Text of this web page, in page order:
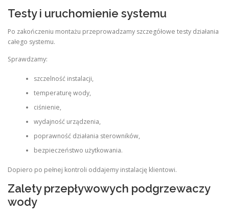
Testy i uruchomienie systemu
Po zakończeniu montażu przeprowadzamy szczegółowe testy działania
całego systemu.
Sprawdzamy:
szczelność instalacji,
temperaturę wody,
ciśnienie,
wydajność urządzenia,
poprawność działania sterowników,
bezpieczeństwo użytkowania.
Dopiero po pełnej kontroli oddajemy instalację klientowi.
Zalety przepływowych podgrzewaczy
wody